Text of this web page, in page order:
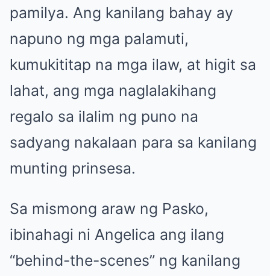
pamilya. Ang kanilang bahay ay
napuno ng mga palamuti,
kumukititap na mga ilaw, at higit sa
lahat, ang mga naglalakihang
regalo sa ilalim ng puno na
sadyang nakalaan para sa kanilang
munting prinsesa.
Sa mismong araw ng Pasko,
ibinahagi ni Angelica ang ilang
“behind-the-scenes” ng kanilang